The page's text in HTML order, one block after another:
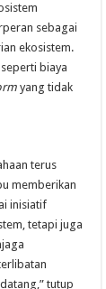
sebagai
ekosistem.
biaya
yang tidak
terus
memberikan
inisiatif
tetapi juga
tutup